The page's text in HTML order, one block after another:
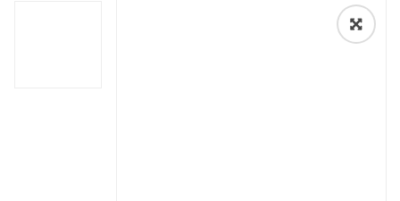
🔍